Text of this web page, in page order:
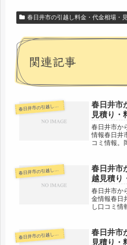
春日井市の引越し料金・代金相場・
関連記事
春 日井市の引越し料金・代金相場・見積り情報
春日井市
見積り・
春日井市か
情報春日井
コミ情報。
と少し離れ
で東名をま
ね...
春日井市の引越し料金・代金相場・見積り情報
春日井市
越見積り
春日井市か
金情報春日
し口コミ情
340kmと長
４時間前後
春 日井市の引越し料金・代金相場・見積り情報
春日井市
見積り・